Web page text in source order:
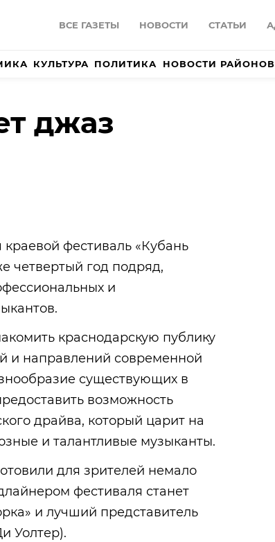
ВСЕ ГАЗЕТЫ НОВОСТИ СТАТЬИ
КУЛЬТУРА ПОЛИТИКА НОВОСТИ РАЙОНОВ
джаз
краевой фестиваль «Кубань
четвертый год подряд,
и
краснодарскую публику
и направлений современной
существующих в
возможность
драйва, который царит на
и талантливые музыканты.
для зрителей немало
фестиваля станет
и лучший представитель
Уолтер).